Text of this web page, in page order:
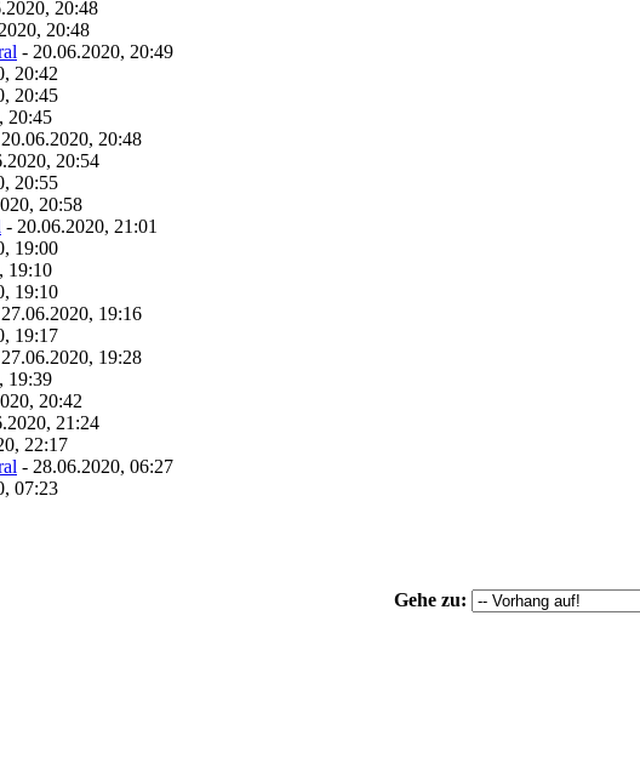
20:48
20:48
- 20.06.2020, 20:49
20:42
20:45
20:45
20:48
20:54
20:55
20:58
- 20.06.2020, 21:01
19:00
19:10
19:10
19:16
19:17
19:28
19:39
20:42
21:24
22:17
- 28.06.2020, 06:27
07:23
Gehe zu: